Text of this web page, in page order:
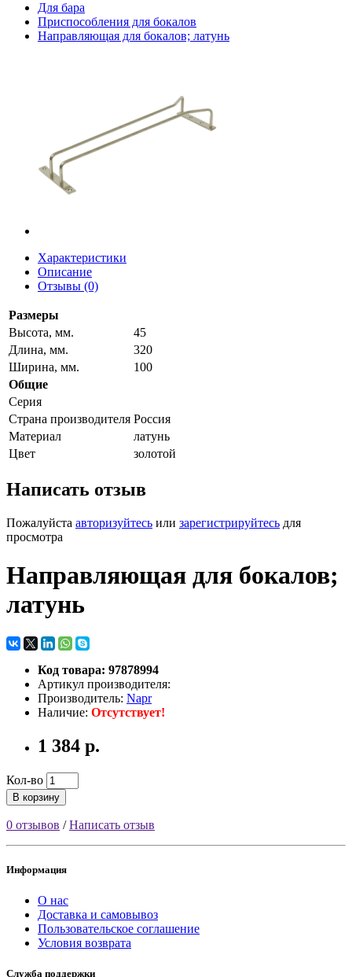
Для бара
Приспособления для бокалов
Направляющая для бокалов; латунь
Характеристики
Описание
Отзывы (0)
Размеры
Высота, мм.
45
Длина, мм.
320
Ширина, мм.
100
Общие
Серия
Страна производителя Россия
Материал
латунь
Цвет
золотой
Написать отзыв
Пожалуйста авторизуйтесь или зарегистрируйтесь для
просмотра
Направляющая для бокалов;
латунь
Код товара: 97878994
Артикул производителя:
Производитель: Napr
Наличие: Отсутствует!
1 384 р.
Кол-во
В корзину
0 отзывов /Написать отзыв
Информация
О нас
Доставка и самовывоз
Пользовательское соглашение
Условия возврата
Служба поддержки